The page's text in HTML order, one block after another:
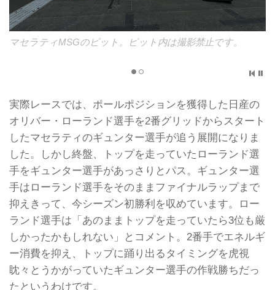
マセラティMSGのピット。ピット内は撮影禁止です。
実際レースでは、ポールポジションを獲得した日産の
オリバー・ローランド選手を2番グリッドからスタート
したマセラティのギュンター選手が追う展開になりま
した。しかし終盤、トップを走っていたローランド選
手をギュンター選手があっさりとパス。ギュンター選
手はローランド選手をそのままファイナルラップまで
抑えきって、今シーズン初勝利を収めています。ロー
ランド選手は「あのままトップを走っていたら3位も厳
しかったかもしれない」とコメント。2番手でエネルギ
ー消費を抑え、トップに踊り出るタイミングを虎視
眈々とうかがっていたギュンター選手の作戦勝ちだっ
たというわけです。